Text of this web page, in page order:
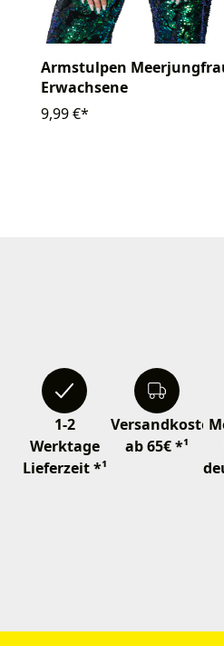
Armstulpen
Erwachsene
9,99 €*
1-2
Werktage
Lieferzeit *¹
ab 65€ *¹